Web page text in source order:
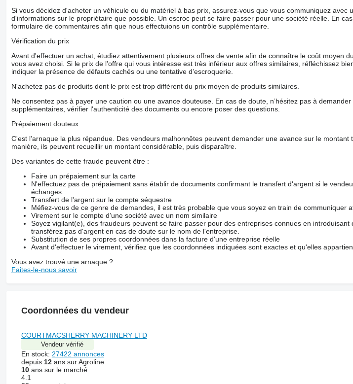
Si vous décidez d'acheter un véhicule ou du matériel à bas prix, assurez-vous que vous communiquez avec
d'informations sur le propriétaire que possible. Un escroc peut se faire passer pour une société réelle. En
formulaire de commentaires afin que nous effectuions un contrôle supplémentaire.
Vérification du prix
Avant d'effectuer un achat, étudiez attentivement plusieurs offres de vente afin de connaître le coût moyen
vous avez choisi. Si le prix de l'offre qui vous intéresse est très inférieur aux offres similaires, réfléchissez
indiquer la présence de défauts cachés ou une tentative d'escroquerie.
N'achetez pas de produits dont le prix est trop différent du prix moyen de produits similaires.
Ne consentez pas à payer une caution ou une avance douteuse. En cas de doute, n’hésitez pas à
supplémentaires, vérifier l'authenticité des documents ou encore poser des questions.
Prépaiement douteux
C'est l'arnaque la plus répandue. Des vendeurs malhonnêtes peuvent demander une avance sur le
manière, ils peuvent recueillir un montant considérable, puis disparaître.
Des variantes de cette fraude peuvent être :
Faire un prépaiement sur la carte
N'effectuez pas de prépaiement sans établir de documents confirmant le transfert d'argent si le
échanges.
Transfert de l'argent sur le compte séquestre
Méfiez-vous de ce genre de demandes, il est très probable que vous soyez en train de communiquer
Virement sur le compte d'une société avec un nom similaire
Soyez vigilant(e), des fraudeurs peuvent se faire passer pour des entreprises connues en
transférez pas d'argent en cas de doute sur le nom de l'entreprise.
Substitution de ses propres coordonnées dans la facture d'une entreprise réelle
Avant d'effectuer le virement, vérifiez que les coordonnées indiquées sont exactes et qu'elles
Vous avez trouvé une arnaque ?
Faites-le-nous savoir
Coordonnées du vendeur
COURTMACSHERRY MACHINERY LTD
Vendeur vérifié
En stock: 27422 annonces
depuis 12ans sur Agroline
10ans sur le marché
4.1